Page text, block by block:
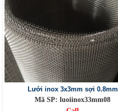
Lưới inox 3x3mm sợi 0.8mm
Mã SP: luoiinox33mm08